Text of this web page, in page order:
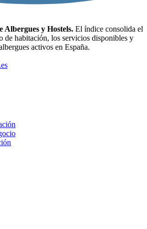
Albergues y Hostels. El índice consolida el
de habitación, los servicios disponibles y
activos en España.